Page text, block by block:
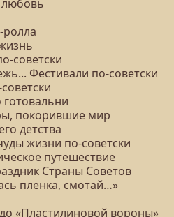
ролла
советски
Фестивали по-советски
готовальни
покорившие мир
детства
жизни по-советски
путешествие
Страны Советов
пленка, смотай…»
«Пластилиновой вороны»